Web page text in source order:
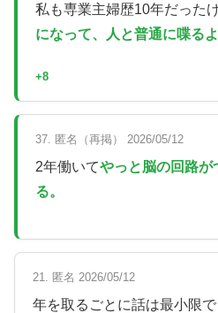
私も専業主婦歴10年だったけ
になって、人と普通に喋る
+8
37. 匿名（再掲） 2026/05/12
2年働いてやっと脳の回路が
る。
21. 匿名 2026/05/12
年を取るごとに話は最小限で